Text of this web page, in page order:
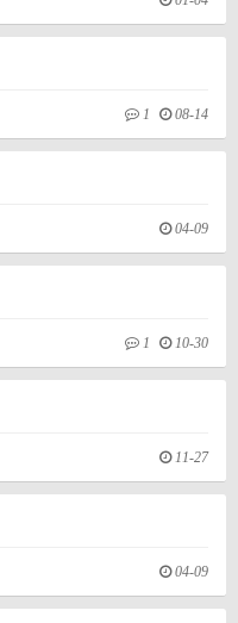
1 08-14
04-09
1 10-30
11-27
04-09